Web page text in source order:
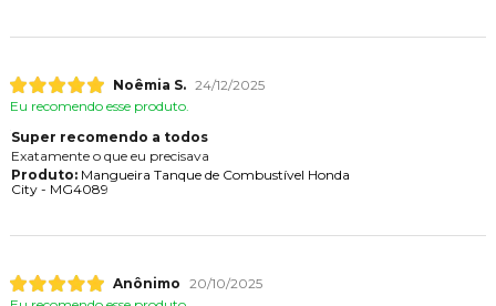
Noêmia S. 24/12/2025
Eu recomendo esse produto.
Super recomendo a todos
Exatamente o que eu precisava
Produto:Mangueira Tanque de Combustível Honda
City - MG4089
Anônimo 20/10/2025